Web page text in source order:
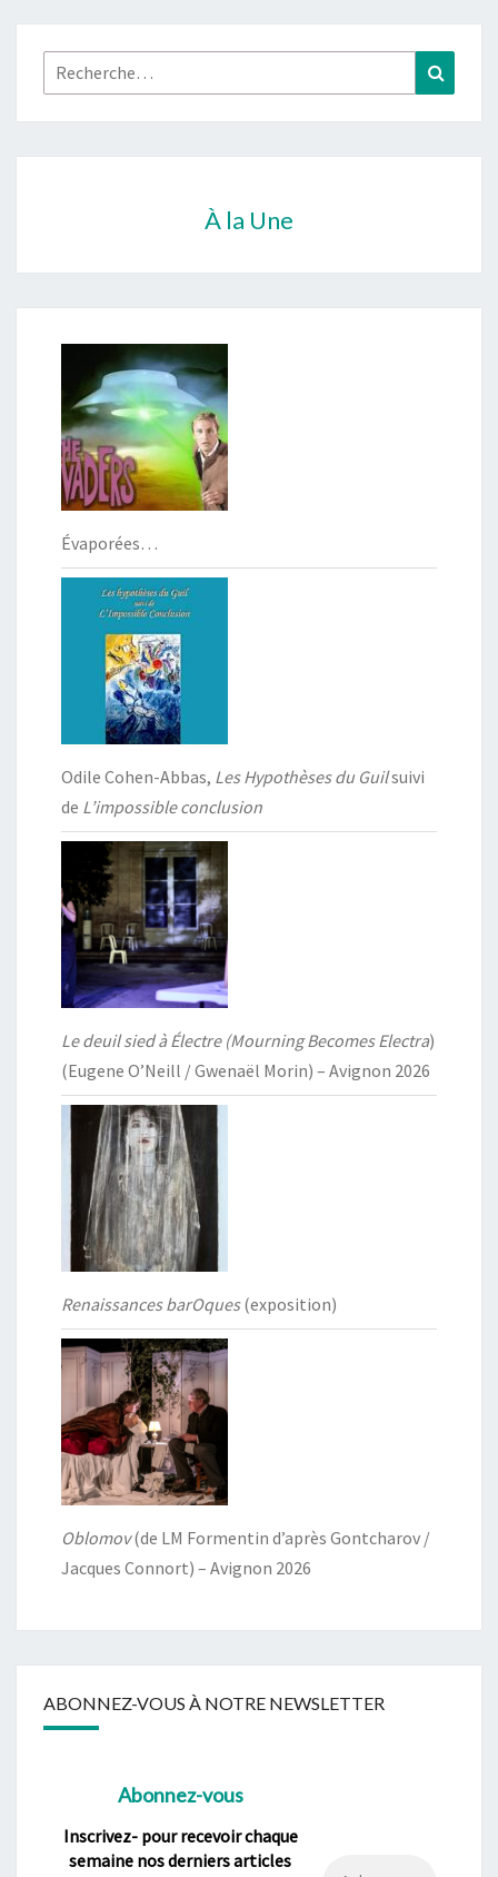
Rechercher :
À la Une
Évaporées…
Odile Cohen-Abbas, Les Hypothèses du Guilsuivi
de L’impossible conclusion
Le deuil sied à Électre (Mourning Becomes Electra)
(Eugene O’Neill / Gwenaël Morin) – Avignon 2026
Renaissances barOques(exposition)
Oblomov(de LM Formentin d’après Gontcharov /
Jacques Connort) – Avignon 2026
ABONNEZ-VOUS À NOTRE NEWSLETTER
Abonnez-vous
Inscrivez- pour recevoir chaque
semaine nos derniers articles